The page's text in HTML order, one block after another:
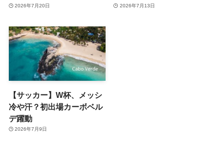
2026年7月20日 2026年7月13日
【サッカー】W杯、メッシ
冷や汗？初出場カーボベル
デ躍動
2026年7月9日